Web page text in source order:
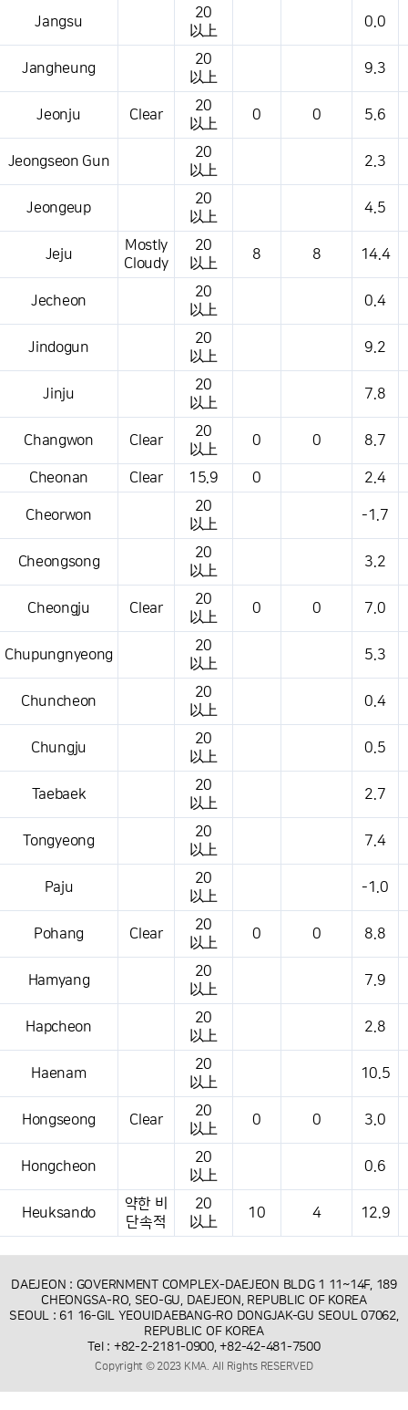
Jangsu
20
以上
0.0
Jangheung
20
以上
9.3
Jeonju Clear
20
以上
0 0 5.6
Jeongseon Gun
20
以上
2.3
Jeongeup
20
以上
4.5
Jeju
Mostly
Cloudy
20
以上
8 8 14.4
Jecheon
20
以上
0.4
Jindogun
20
以上
9.2
Jinju
20
以上
7.8
Changwon Clear
20
以上
0 0 8.7
Cheonan Clear 15.9 0 2.4
Cheorwon
20
以上
-1.7
Cheongsong
20
以上
3.2
Cheongju Clear
20
以上
0 0 7.0
Chupungnyeong
20
以上
5.3
Chuncheon
20
以上
0.4
Chungju
20
以上
0.5
Taebaek
20
以上
2.7
Tongyeong
20
以上
7.4
Paju
20
以上
-1.0
Pohang Clear
20
以上
0 0 8.8
Hamyang
20
以上
7.9
Hapcheon
20
以上
2.8
Haenam
20
以上
10.5
Hongseong Clear
20
以上
0 0 3.0
Hongcheon
20
以上
0.6
Heuksando
약한 비
단속적
20
以上
10 4 12.9
DAEJEON : GOVERNMENT COMPLEX-DAEJEON BLDG 1 11~14F, 189
CHEONGSA-RO, SEO-GU, DAEJEON, REPUBLIC OF KOREA
SEOUL : 61 16-GIL YEOUIDAEBANG-RO DONGJAK-GU SEOUL 07062,
REPUBLIC OF KOREA
Tel : +82-2-2181-0900, +82-42-481-7500
Copyright © 2023 KMA. All Rights RESERVED